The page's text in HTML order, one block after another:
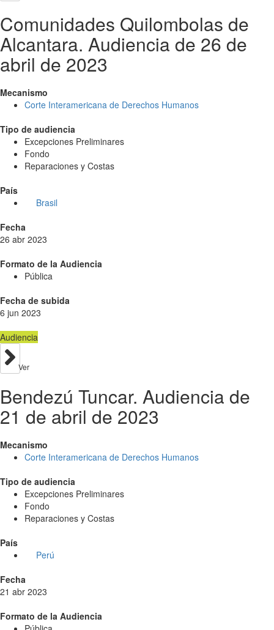
Comunidades Quilombolas de
Alcantara. Audiencia de 26 de
abril de 2023
Mecanismo
Corte Interamericana de Derechos Humanos
Tipo de audiencia
Excepciones Preliminares
Fondo
Reparaciones y Costas
País
Brasil
Fecha
26 abr 2023
Formato de la Audiencia
Pública
Fecha de subida
6 jun 2023
Audiencia
Ver
Bendezú Tuncar. Audiencia de
21 de abril de 2023
Mecanismo
Corte Interamericana de Derechos Humanos
Tipo de audiencia
Excepciones Preliminares
Fondo
Reparaciones y Costas
País
Perú
Fecha
21 abr 2023
Formato de la Audiencia